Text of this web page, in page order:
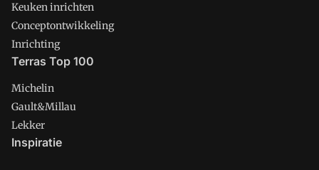
Keuken inrichten
Conceptontwikkeling
Inrichting
Terras Top 100
Michelin
Gault&Millau
Lekker
Inspiratie